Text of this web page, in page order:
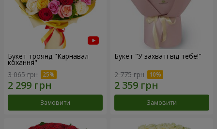
Букет троянд "Карнавал
кохання"
3 065 грн
Замовити
Букет "У захваті від тебе!"
2 775 грн
Замовити